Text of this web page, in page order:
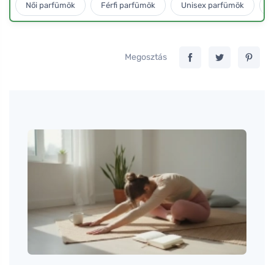
Női parfümök Férfi parfümök Unisex parfümök
Megosztás